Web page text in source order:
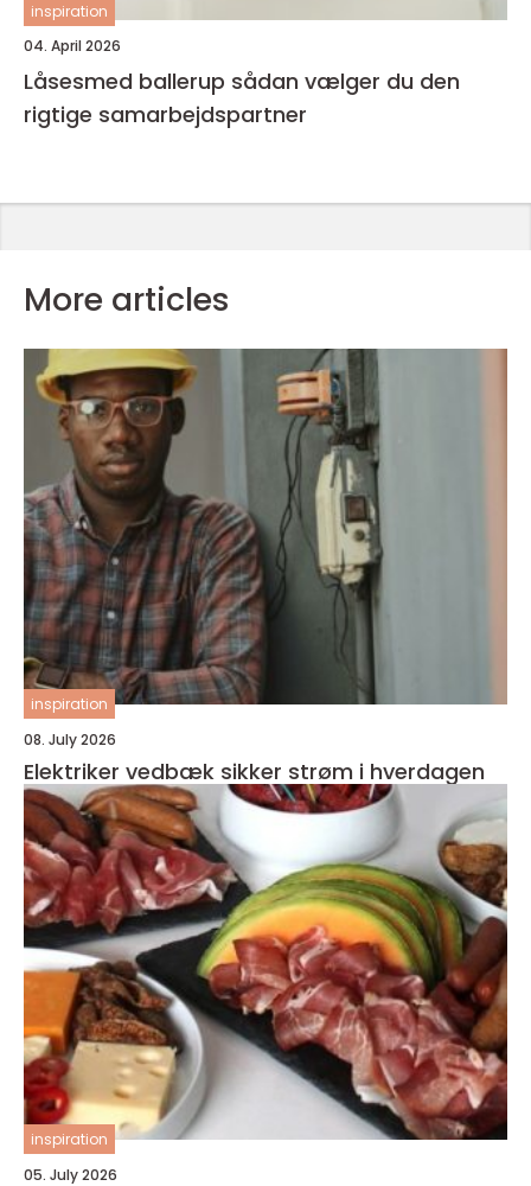
inspiration
04. April 2026
Låsesmed ballerup sådan vælger du den
rigtige samarbejdspartner
More articles
inspiration
08. July 2026
Elektriker vedbæk sikker strøm i hverdagen
inspiration
05. July 2026